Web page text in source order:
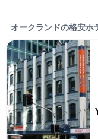
オークランドの格安ホ